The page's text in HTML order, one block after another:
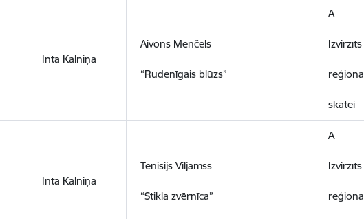
Inta Kalniņa
Aivons Menčels
“Rudenīgais blūzs”
A
Izvirzīts
reģiona
skatei
Inta Kalniņa
Tenisijs Viljamss
“Stikla zvērnīca”
A
Izvirzīts
reģiona